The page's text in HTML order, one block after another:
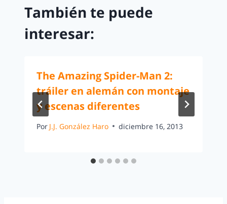
También te puede
interesar:
The Amazing Spider-Man 2:
tráiler en alemán con montaje
y escenas diferentes
Por J.J. González Haro diciembre 16, 2013